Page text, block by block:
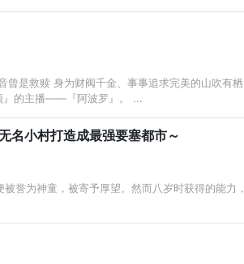
是救赎 身为财阀千金、事事追求完美的山吹有
』的主播——『阿波罗』。 ...
名小村打造成最强要塞都市～
誉为神童，被寄予厚望。然而八岁时获得的能